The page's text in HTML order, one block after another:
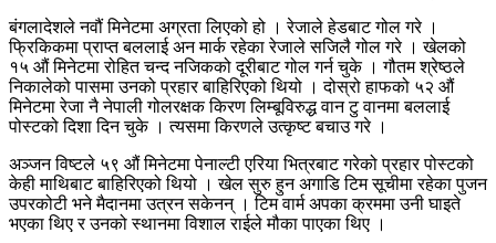
बंगलादेशले नवौं मिनेटमा अग्रता लिएको हो । रेजाले हेडबाट गोल गरे ।
फ्रिकिकमा प्राप्त बललाई अन मार्क रहेका रेजाले सजिलै गोल गरे । खेलको
१५ औं मिनेटमा रोहित चन्द नजिकको दूरीबाट गोल गर्न चुके । गौतम श्रेष्ठले
निकालेको पासमा उनको प्रहार बाहिरिएको थियो । दोस्रो हाफको ५२ औं
मिनेटमा रेजा नै नेपाली गोलरक्षक किरण लिम्बूविरुद्ध वान टु वानमा बललाई
पोस्टको दिशा दिन चुके । त्यसमा किरणले उत्कृष्ट बचाउ गरे ।
अञ्जन विष्टले ५९ औं मिनेटमा पेनाल्टी एरिया भित्रबाट गरेको प्रहार पोस्टको
केही माथिबाट बाहिरिएको थियो । खेल सुरु हुन अगाडि टिम सूचीमा रहेका पुजन
उपरकोटी भने मैदानमा उत्रन सकेनन् । टिम वार्म अपका क्रममा उनी घाइते
भएका थिए र उनको स्थानमा विशाल राईले मौका पाएका थिए ।